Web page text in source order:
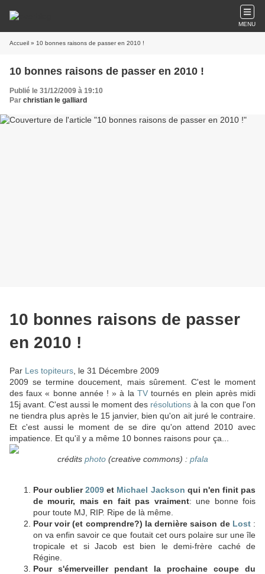
MENU
Accueil » 10 bonnes raisons de passer en 2010 !
10 bonnes raisons de passer en 2010 !
Publié le 31/12/2009 à 19:10
Par christian le galliard
10 bonnes raisons de passer
en 2010 !
Par Les topiteurs , le 31 Décembre 2009
2009 se termine doucement, mais sûrement. C'est le moment
des faux « bonne année ! » à la TVtournés en plein après midi
15j avant. C'est aussi le moment des résolutions à la con que l'on
ne tiendra plus après le 15 janvier, bien qu'on ait juré le contraire.
Et c'est aussi le moment de se dire qu'on attend 2010 avec
impatience. Et qu'il y a même 10 bonnes raisons pour ça...
crédits photo(creative commons) : pfala
Pour oublier2009 et Michael Jackson qui n'en finit pas
de mourir, mais en fait pas vraiment: une bonne fois
pour toute MJ, RIP. Ripe de là même.
Pour voir (et comprendre?) la dernière saison de Lost:
on va enfin savoir ce que foutait cet ours polaire sur une île
tropicale et si Jacob est bien le demi-frère caché de
Régine.
Pour s'émerveiller pendant la prochaine coupe du